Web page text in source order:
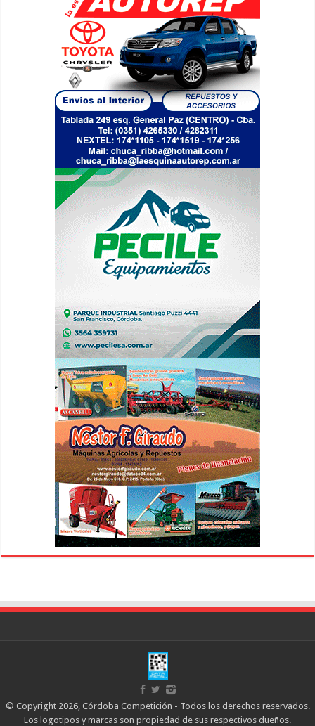
© Copyright 2026, Córdoba Competición - Todos los derechos reservados.
Los logotipos y marcas son propiedad de sus respectivos dueños.